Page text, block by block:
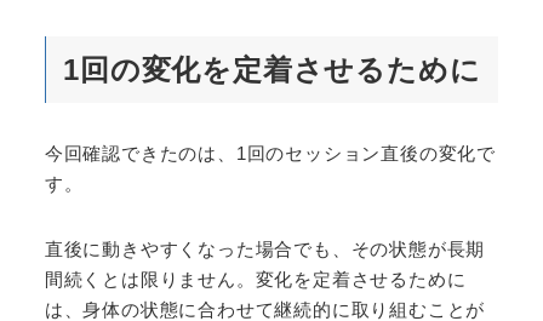
1回の変化を定着させるために
今回確認できたのは、1回のセッション直後の変化で
す。
直後に動きやすくなった場合でも、その状態が長期
間続くとは限りません。変化を定着させるために
は、身体の状態に合わせて継続的に取り組むことが